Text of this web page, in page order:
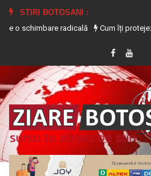
STIRI BOTOSANI :
radicală
Cum îți protejezi călcâiele